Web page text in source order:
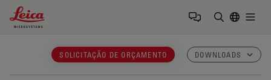
Leica Microsystems Logo
SOLICITAÇÃO DE ORÇAMENTO DOWNLOADS